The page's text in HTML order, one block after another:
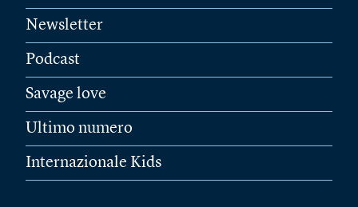
Newsletter
Podcast
Savage love
Ultimo numero
Internazionale Kids